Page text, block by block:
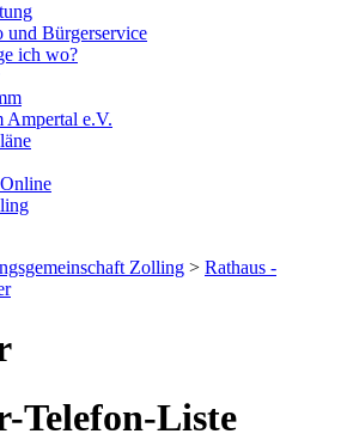
und Bürgerservice
ich wo?
Ampertal e.V.
Zolling > Rathaus -
Telefon-Liste